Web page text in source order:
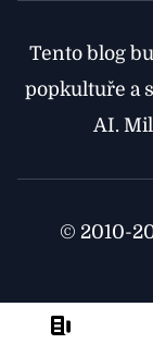
Tento blog
popkultuře a
AI.
© 2010-